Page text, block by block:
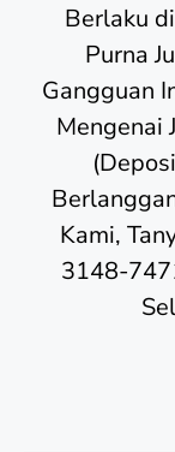
Berlaku
Purna
Gangguan
Mengenai
Kami,
3148-